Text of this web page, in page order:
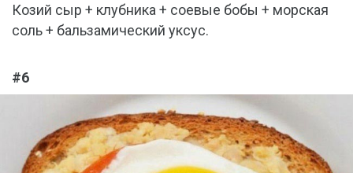
Козий сыр + клубника + соевые бобы + морская
соль + бальзамический уксус.
#6